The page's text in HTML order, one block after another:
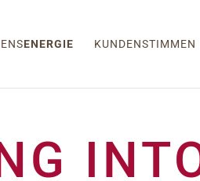
ENERGIE KUNDENSTIMMEN